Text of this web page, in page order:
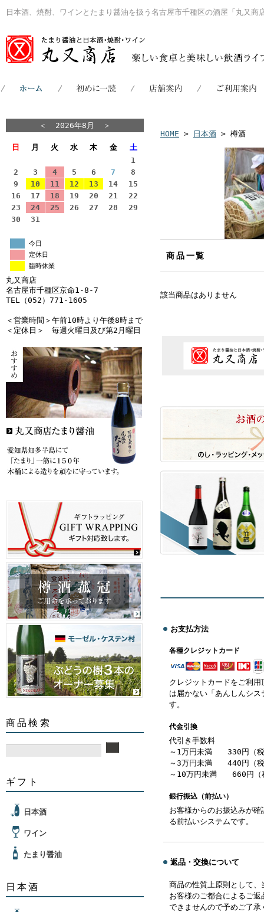
日本酒、焼酎、ワインとたまり醤油を扱う名古屋市千種区の酒屋「丸又商
＜ 2026年8月 ＞
日 月 火 水 木 金 土
1
2
3 4 5 6 7
8
9
10 11 12 13 14
15
16
17 18 19 20 21
22
23
24 25 26 27 28
29
30
31
今日
定休日
臨時休業
丸又商店
名古屋市千種区京命1-8-7
TEL（052）771-1605
＜営業時間＞午前10時より午後8時まで
＜定休日＞ 毎週火曜日及び第2月曜日
商品検索
ギフト
日本酒
ワイン
たまり醤油
日本酒
HOME > 日本酒 > 樽酒
商品一覧
該当商品はありません
お支払方法
各種クレジットカード
クレジットカードをご利
は届かない「あんしんシ
す。
代金引換
代引き手数料
～1万円未満 330円（税
～3万円未満 440円（税
～10万円未満 660円（
銀行振込（前払い）
お客様からのお振込みが
る前払いシステムです。
返品・交換について
商品の性質上原則として
お客様のご都合によるご
できませんので予めご了